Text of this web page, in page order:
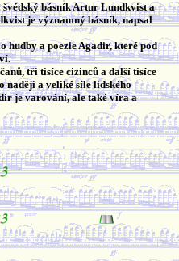
básník Artur Lundkvist a
je významný básník, napsal
hudby a poezie Agadir, které pod
tři tisíce cizinců a další tisíce
naději a veliké síle lidského
je varování, ale také víra a